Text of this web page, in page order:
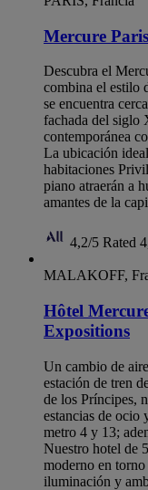
Mercure
Descubra el
combina el estilo
se encuentra
fachada del siglo
contemporánea
La ubicación
habitaciones
piano atraerán a
amantes de la
4,2/5 Rated
MALAKOFF,
Hôtel
Expositions
Un cambio de
estación de tren
de los Príncipes,
estancias de ocio
metro 4 y 13;
Nuestro hotel de
moderno en
iluminación y